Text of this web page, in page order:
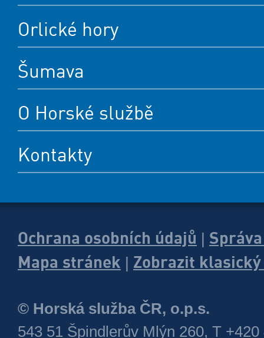
Orlické hory
Šumava
O Horské službě
Kontakty
Ochrana osobních údajů
Mapa stránek
Zobrazit
© Horská služba ČR, o.p.s.
543 51 Špindlerův Mlýn 260, T +420